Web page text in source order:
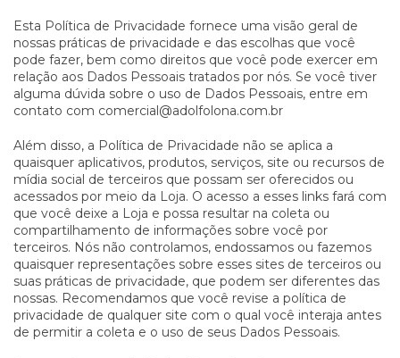
Esta Política de Privacidade fornece uma visão geral de
nossas práticas de privacidade e das escolhas que você
pode fazer, bem como direitos que você pode exercer em
relação aos Dados Pessoais tratados por nós. Se você tiver
alguma dúvida sobre o uso de Dados Pessoais, entre em
contato com comercial@adolfolona.com.br
Além disso, a Política de Privacidade não se aplica a
quaisquer aplicativos, produtos, serviços, site ou recursos de
mídia social de terceiros que possam ser oferecidos ou
acessados por meio da Loja. O acesso a esses links fará com
que você deixe a Loja e possa resultar na coleta ou
compartilhamento de informações sobre você por
terceiros. Nós não controlamos, endossamos ou fazemos
quaisquer representações sobre esses sites de terceiros ou
suas práticas de privacidade, que podem ser diferentes das
nossas. Recomendamos que você revise a política de
privacidade de qualquer site com o qual você interaja antes
de permitir a coleta e o uso de seus Dados Pessoais.